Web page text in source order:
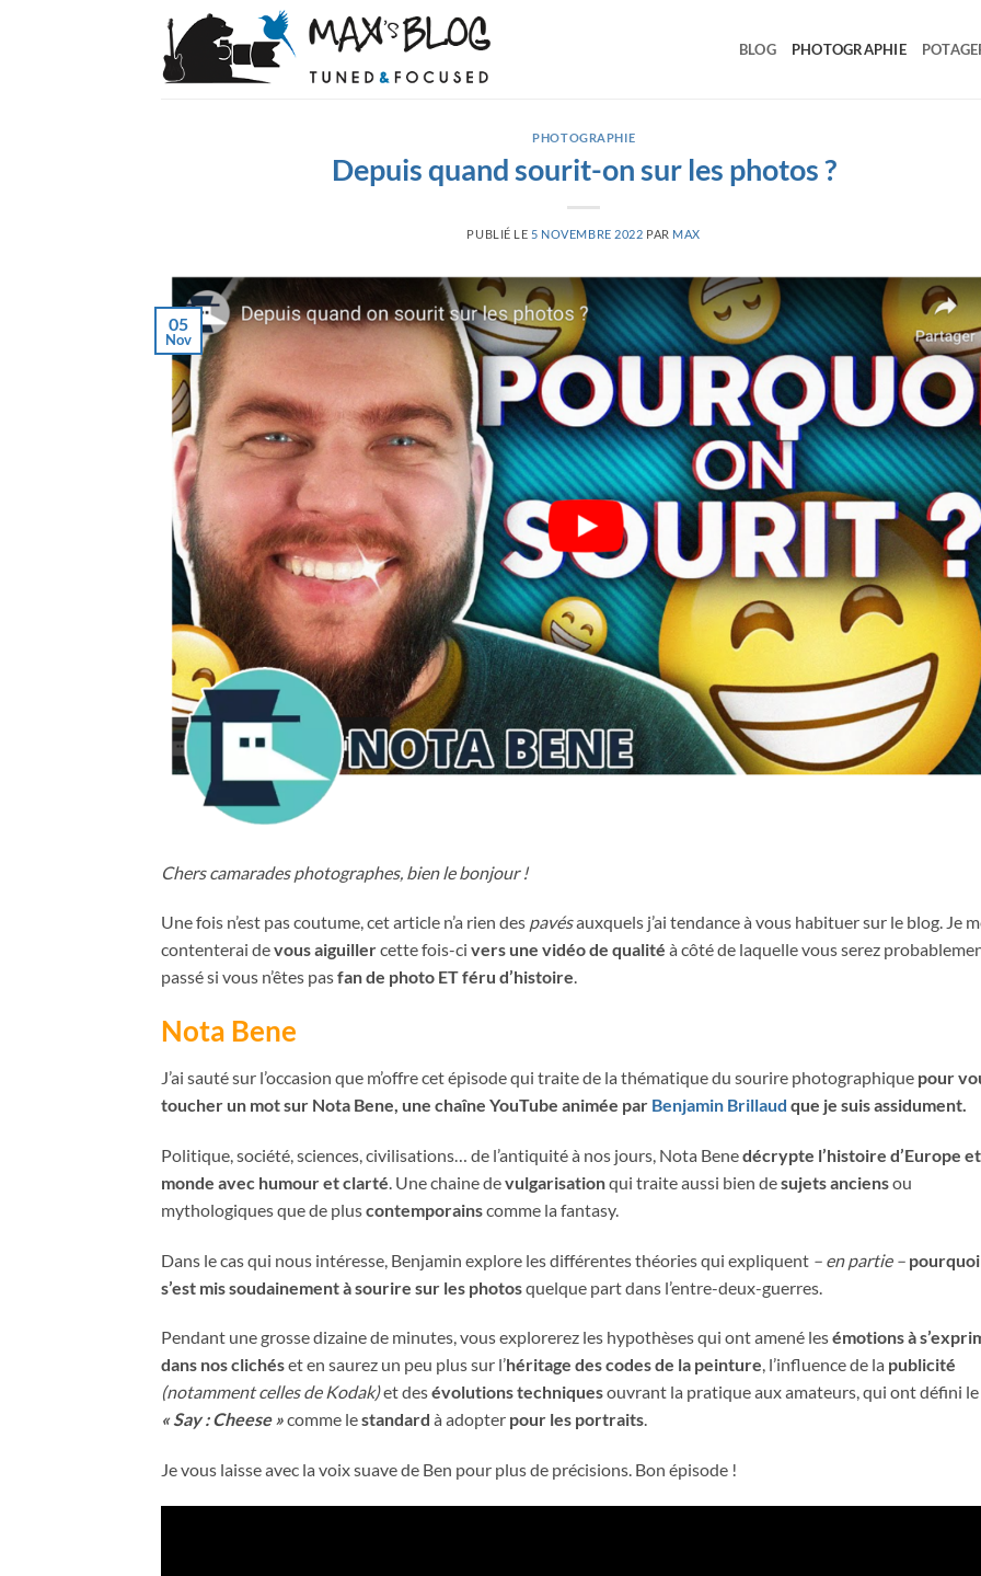
BLOG PHOTOGRAPHIE
PHOTOGRAPHIE
Depuis quand sourit-on sur les photos ?
PUBLIÉ LE 5 NOVEMBRE 2022 PAR MAX
05
Nov
Chers camarades photographes, bien le bonjour !
Une fois n’est pas coutume, cet article n’a rien des pavésauxquels j’ai tendance à vous habituer sur le blog. Je
contenterai devous aiguillercette fois-ci vers une vidéo de qualité à côté de laquelle vous serez
passé si vous n’êtes pasfan de photo ET féru d’histoire.
Nota Bene
J’ai sauté sur l’occasion que m’offre cet épisode qui traite de la thématique du sourire photographique pour
toucher un mot sur Nota Bene, une chaîne YouTube animée par Benjamin Brillaud que je suis assidument.
Politique, société, sciences, civilisations… de l’antiquité à nos jours, Nota Benedécrypte l’histoire d’Europe
monde avec humour et clarté . Une chaine devulgarisationqui traite aussi bien desujets anciensou
mythologiques que de pluscontemporainscomme la fantasy.
Dans le cas qui nous intéresse, Benjamin explore les différentes théories qui expliquent – en partie –
s’est mis soudainement à sourire sur les photosquelque part dans l’entre-deux-guerres.
Pendant une grosse dizaine de minutes, vous explorerez les hypothèses qui ont amené lesémotions à
dans nos clichéset en saurez un peu plus sur l’héritage des codes de la peinture, l’influence de la publicité
(notamment celles de Kodak)et desévolutions techniquesouvrant la pratique aux amateurs, qui ont défini le
« Say : Cheese »comme lestandard à adopter pour les portraits.
Je vous laisse avec la voix suave de Ben pour plus de précisions. Bon épisode !